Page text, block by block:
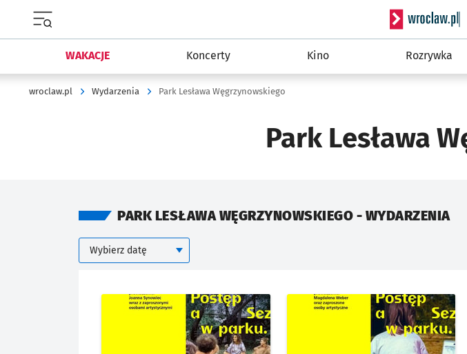
Serwis
WAKACJE Koncerty Kino Rozrywka
wroclaw.pl Wydarzenia Park Lesława Węgrzynowskiego
Park Lesława
PARK LESŁAWA WĘGRZYNOWSKIEGO - WYDARZENIA
Kalendarium
Wybierz datę